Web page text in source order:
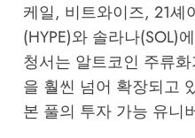
케일, 비트와이즈, 21셰
(HYPE)와 솔라나(SOL)
청서는 알트코인 주류
을 훨씬 넘어 확장되고
본 풀의 투자 가능 유니